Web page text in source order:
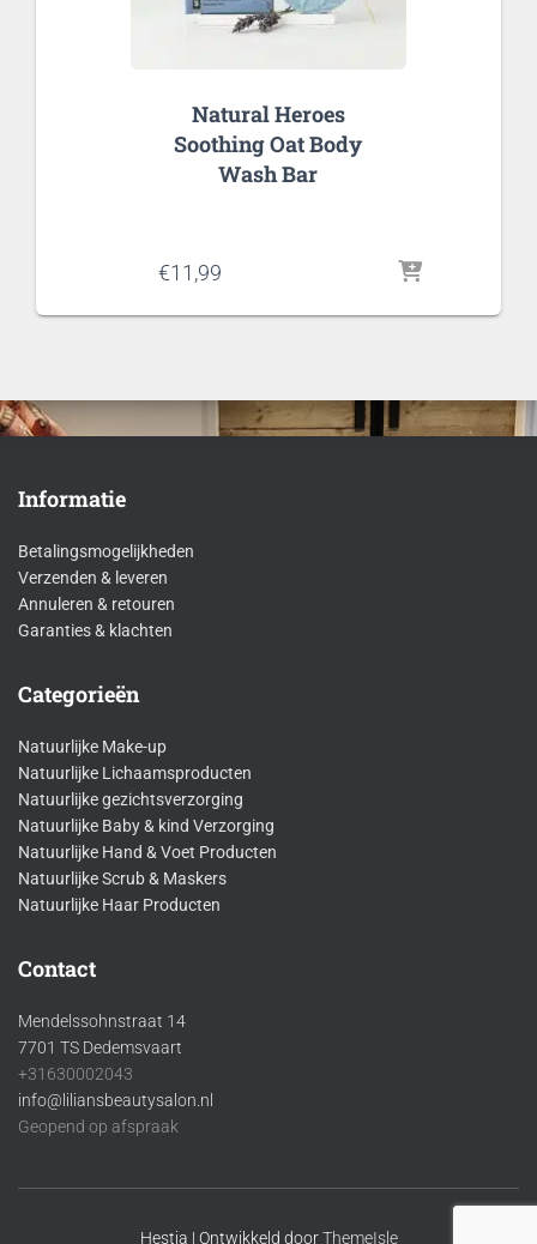
Natural Heroes
Soothing Oat Body
Wash Bar
€11,99
Informatie
Betalingsmogelijkheden
Verzenden & leveren
Annuleren & retouren
Garanties & klachten
Categorieën
Natuurlijke Make-up
Natuurlijke Lichaamsproducten
Natuurlijke gezichtsverzorging
Natuurlijke Baby & kind Verzorging
Natuurlijke Hand & Voet Producten
Natuurlijke Scrub & Maskers
Natuurlijke Haar Producten
Contact
Mendelssohnstraat 14
7701 TS Dedemsvaart
+31630002043
info@liliansbeautysalon.nl
Geopend op afspraak
Hestia | Ontwikkeld doorThemeIsle